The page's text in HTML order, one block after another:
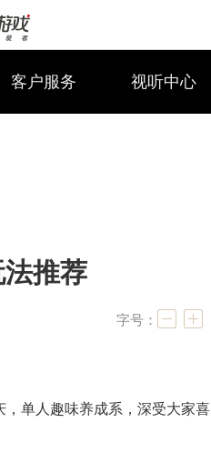
客户服务 视听中心
推荐
字号：
，单人趣味养成系，深受大家喜